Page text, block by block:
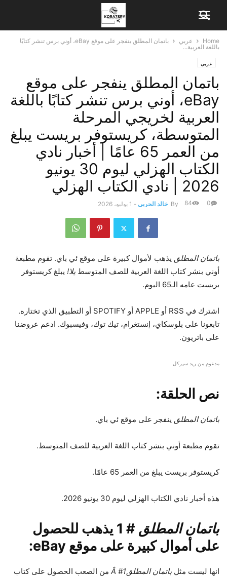
Home عربي
باتمان المطلق ينفجر على موقع eBay، أوني برس تنشر كتابًا
باللغة العربية...
عربي
باتمان المطلق ينفجر على موقع
eBay، أوني برس تنشر كتابًا باللغة
العربية لخريجي المرحلة
المتوسطة، كريستوفر بريست يبلغ
من العمر 65 عامًا | أخبار نادي
الكتاب الهزلي ليوم 30 يونيو
2026 | نادي الكتاب الهزلي
By خالد الحربي - 1 يوليو، 2026 0
84
باتمان المطلق يذهب لأموال كبيرة على موقع ئي باي. تقوم مطبعة
أوني بنشر كتاب اللغة العربية للصف المتوسط يلا! يبلغ كريستوفر
بريست عامه الـ65 اليوم.
اشترك في RSS أو APPLE أو SPOTIFY أو التطبيق الذي تختاره.
تابعونا على بلوسكاي، إنستغرام، تيك توك، وفيسبوك. ادعم عروضنا
على باتريون.
مدعوم من ريد سيركل
نص الحلقة:
باتمان المطلق ينفجر على موقع ئي باي.
تقوم مطبعة أوني بنشر كتاب اللغة العربية للصف المتوسط.
كريستوفر بريست يبلغ من العمر 65 عامًا.
هذه أخبار نادي الكتاب الهزلي ليوم 30 يونيو 2026.
باتمان المطلق
# 1 يذهب للحصول
على أموال كبيرة على موقع eBay:
انها ليست مثل باتمان المطلقÂ #1 من الصعب الحصول على كتاب